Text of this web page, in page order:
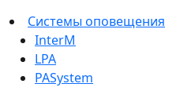
Системы оповещения
InterM
LPA
PASystem